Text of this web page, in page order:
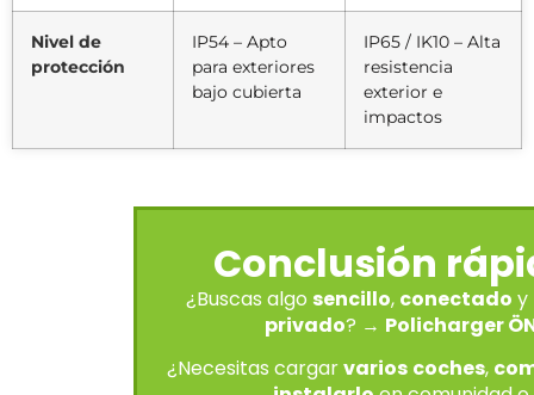
Nivel de
protección
IP54 – Apto
para exteriores
bajo cubierta
IP65 / IK10 – Alta
resistencia
exterior e
impactos
Conclusión
¿Buscas algo sencillo, conectado y
privado? → Policharger
¿Necesitas cargarvarios coches,